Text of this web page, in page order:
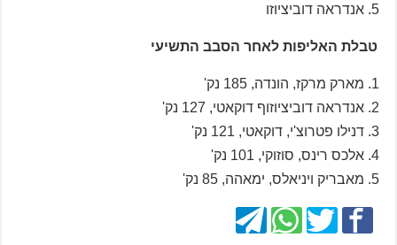
אנדראה דוביציוזו
טבלת האליפות לאחר הסבב התשיעי
מארק מרקז, הונדה, 185 נק'
אנדראה דוביציוזוף דוקאטי, 127 נק'
דנילו פטרוצ'י, דוקאטי, 121 נק'
אלכס רינס, סוזוקי, 101 נק'
מאבריק ויניאלס, ימאהה, 85 נק'